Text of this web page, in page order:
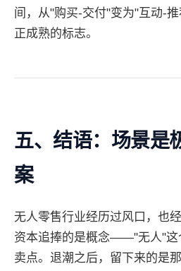
间，从"购买-交付"变为"互动-
正成熟的标志。
五、结语：场景是
案
无人零售行业经历过风口，也
资本追捧的是概念——"无人"这
卖点。退潮之后，留下来的是